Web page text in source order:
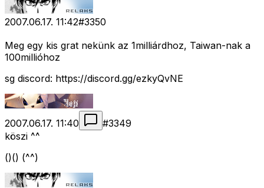
2007.06.17. 11:42#3350
Meg egy kis grat nekünk az 1milliárdhoz, Taiwan-nak a
100millióhoz
sg discord: https://discord.gg/ezkyQvNE
2007.06.17. 11:40 #3349
köszi ^^
()() (^^)